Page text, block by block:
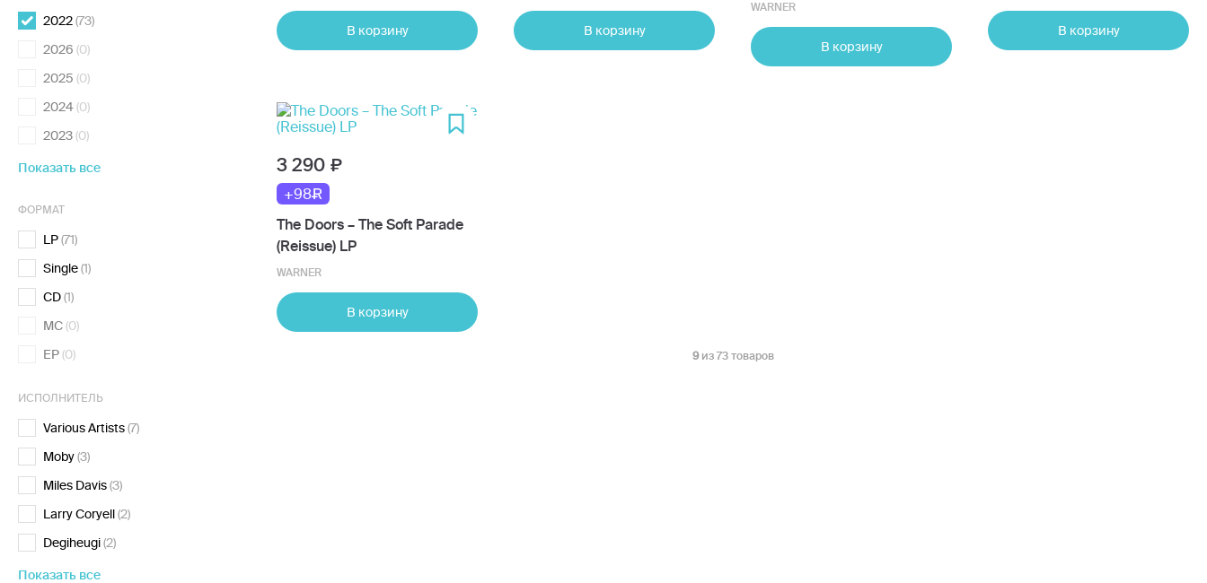
2022(73)
2026 (0)
2025 (0)
2024(0)
2023(0)
Показать все
ФОРМАТ
LP(71)
Single(1)
CD(1)
MC(0)
EP(0)
ИСПОЛНИТЕЛЬ
Various Artists(7)
Moby(3)
Miles Davis(3)
Larry Coryell(2)
Degiheugi(2)
Показать все
В корзину В корзину
WARNER
В корзину
В корзину
3 290
+98
The Doors – The Soft Parade
(Reissue) LP
WARNER
В корзину
9 из 73 товаров